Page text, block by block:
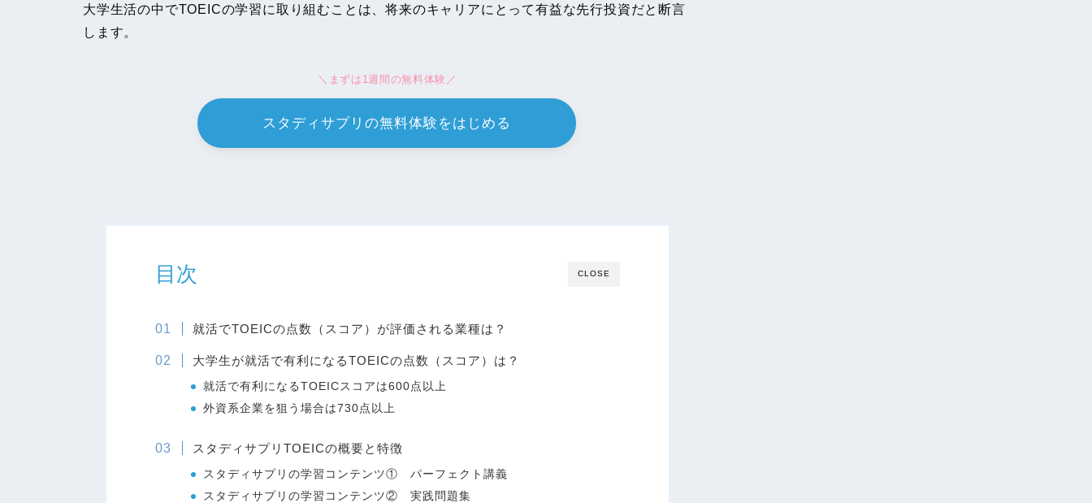
大学生活の中でTOEICの学習に取り組むことは、将来のキャリアにとって有益な先行投資だと断言
します。
＼まずは1週間の無料体験／
スタディサプリの無料体験をはじめる
CLOSE
目次
就活でTOEICの点数（スコア）が評価される業種は？
大学生が就活で有利になるTOEICの点数（スコア）は？
就活で有利になるTOEICスコアは600点以上
外資系企業を狙う場合は730点以上
スタディサプリTOEICの概要と特徴
スタディサプリの学習コンテンツ① パーフェクト講義
スタディサプリの学習コンテンツ② 実践問題集